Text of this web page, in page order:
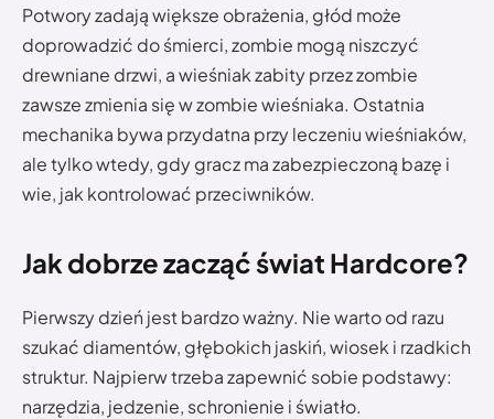
Potwory zadają większe obrażenia, głód może
doprowadzić do śmierci, zombie mogą niszczyć
drewniane drzwi, a wieśniak zabity przez zombie
zawsze zmienia się w zombie wieśniaka. Ostatnia
mechanika bywa przydatna przy leczeniu wieśniaków,
ale tylko wtedy, gdy gracz ma zabezpieczoną bazę i
wie, jak kontrolować przeciwników.
Jak dobrze zacząć świat Hardcore?
Pierwszy dzień jest bardzo ważny. Nie warto od razu
szukać diamentów, głębokich jaskiń, wiosek i rzadkich
struktur. Najpierw trzeba zapewnić sobie podstawy:
narzędzia, jedzenie, schronienie i światło.